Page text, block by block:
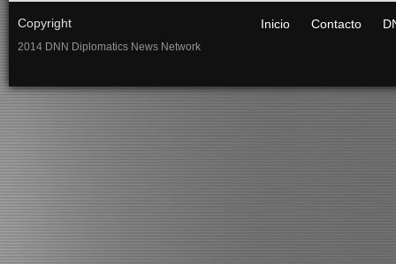
Copyright
2014 DNN Diplomatics News Network
Inicio Contacto